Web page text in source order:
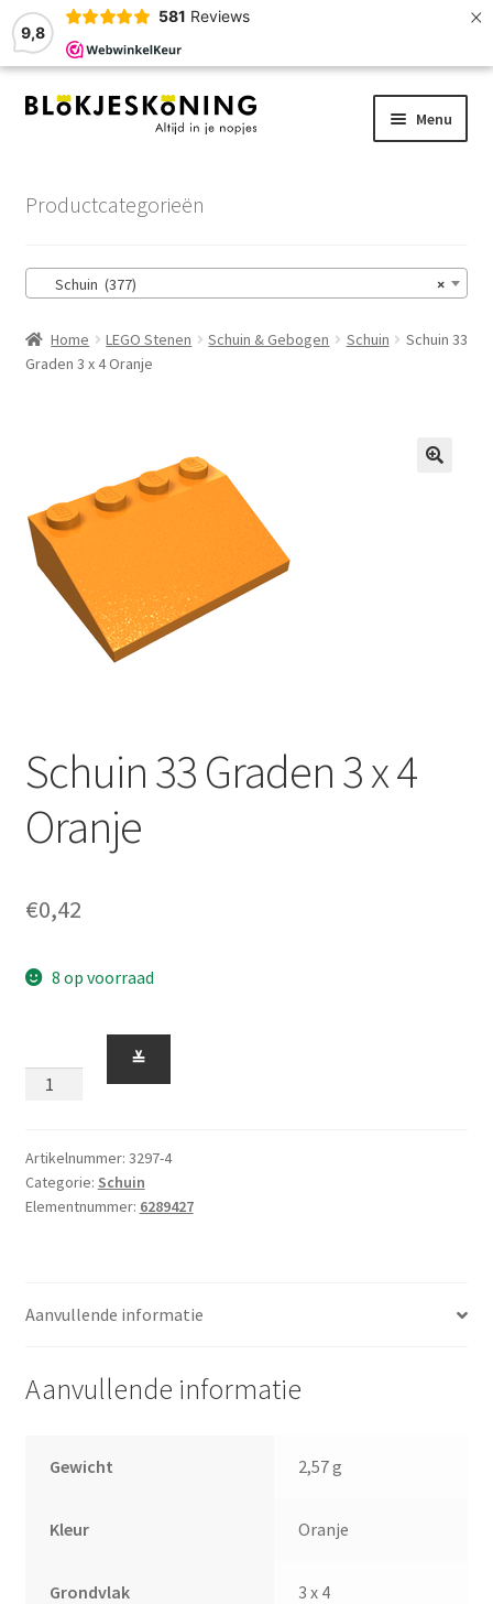
9,8
581 Reviews ×
Ga
Ga
Menu
Winkelmand
Afrekenen
Productcategorieën
×
Schuin (377)
Home LEGO Stenen Schuin & Gebogen Schuin
Schuin 33
Graden 3 x 4 Oranje
Schuin 33 Graden 3 x 4
Oranje
€0,42
8 op voorraad
33
x
4
Oranje
≚
Artikelnummer: 3297-4
Categorie: Schuin
Elementnummer: 6289427
Aanvullende informatie
Aanvullende informatie
Gewicht 2,57 g
Kleur Oranje
Grondvlak 3 x 4